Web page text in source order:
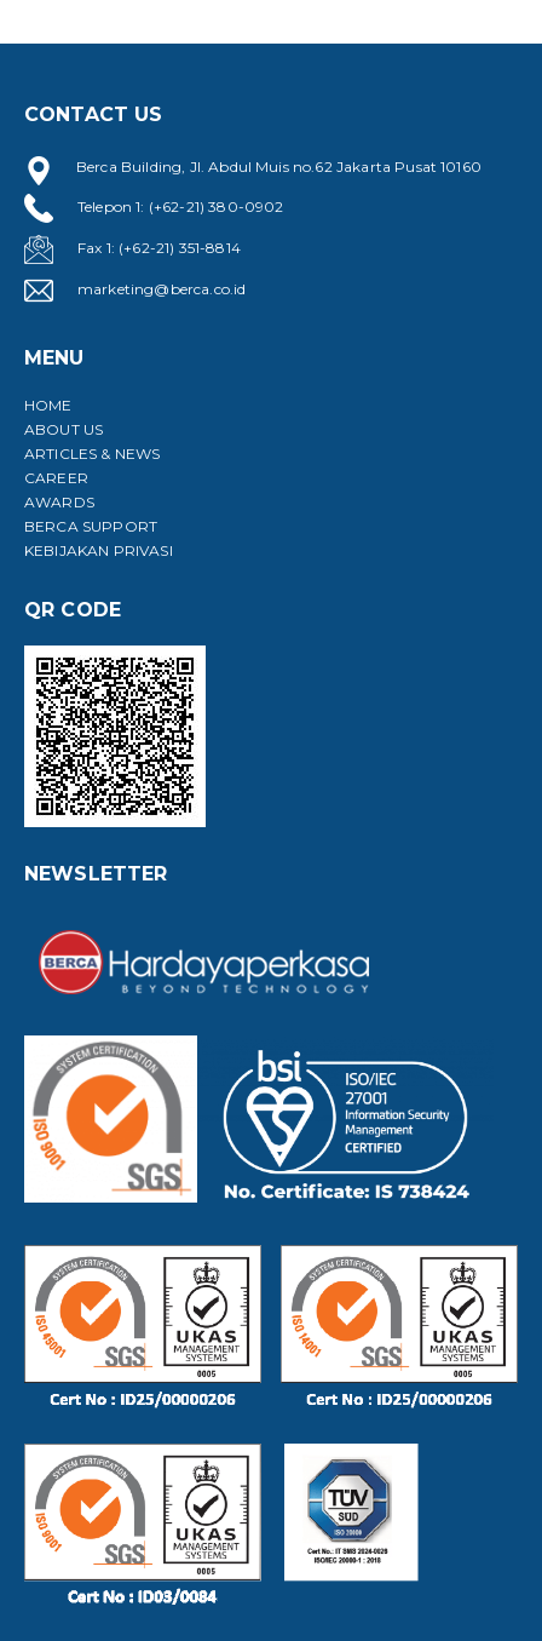
CONTACT US
Berca Building, Jl. Abdul Muis no.62 Jakarta Pusat 10160
Telepon 1: (+62-21) 380-0902
Fax 1: (+62-21) 351-8814
marketing@berca.co.id
MENU
HOME
ABOUT US
ARTICLES & NEWS
CAREER
AWARDS
BERCA SUPPORT
KEBIJAKAN PRIVASI
QR CODE
NEWSLETTER